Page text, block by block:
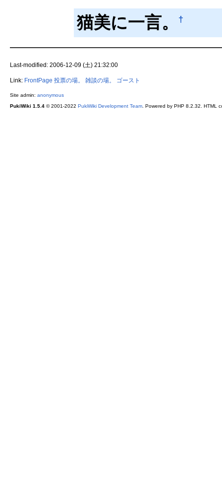
猫美に一言。 †
Last-modified: 2006-12-09 (土) 21:32:00
Link: FrontPage 投票の場。 雑談の場。 ゴースト
Site admin: anonymous
PukiWiki 1.5.4© 2001-2022 PukiWiki Development Team. Powered by PHP 8.2.32. HTML